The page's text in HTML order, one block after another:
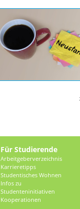
Für Studierende
Arbeitgeberverzeichnis
Karrieretipps
Studentisches Wohnen
Infos zu
Studenteninitiativen
Kooperationen